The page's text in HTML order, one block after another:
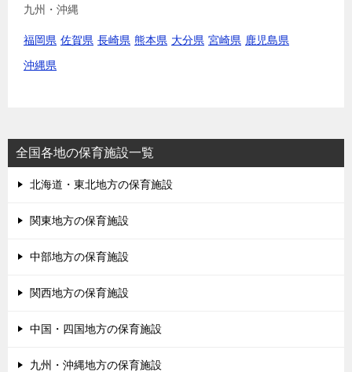
九州・沖縄
福岡県 佐賀県 長崎県 熊本県 大分県 宮崎県 鹿児島県
沖縄県
全国各地の保育施設一覧
北海道・東北地方の保育施設
関東地方の保育施設
中部地方の保育施設
関西地方の保育施設
中国・四国地方の保育施設
九州・沖縄地方の保育施設